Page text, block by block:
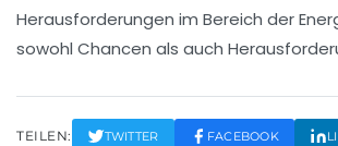
Herausforderungen im Bereich der
sowohl Chancen als auch
TEILEN: TWITTER FACEBOOK